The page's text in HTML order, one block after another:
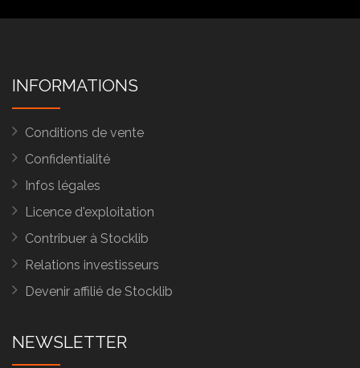
INFORMATIONS
Conditions de vente
Confidentialité
Infos légales
Licence d'exploitation
Contribuer à Stocklib
Relations investisseurs
Devenir affilié de Stocklib
NEWSLETTER